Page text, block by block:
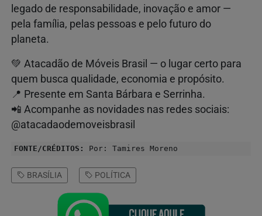
legado de responsabilidade, inovação e amor —
pela família, pelas pessoas e pelo futuro do
planeta.
💚 Atacadão de Móveis Brasil — o lugar certo para
quem busca qualidade, economia e propósito.
📍 Presente em Santa Bárbara e Serrinha.
📲 Acompanhe as novidades nas redes sociais:
@atacadaodemoveisbrasil
FONTE/CRÉDITOS: Por: Tamires Moreno
BRASÍLIA POLÍTICA